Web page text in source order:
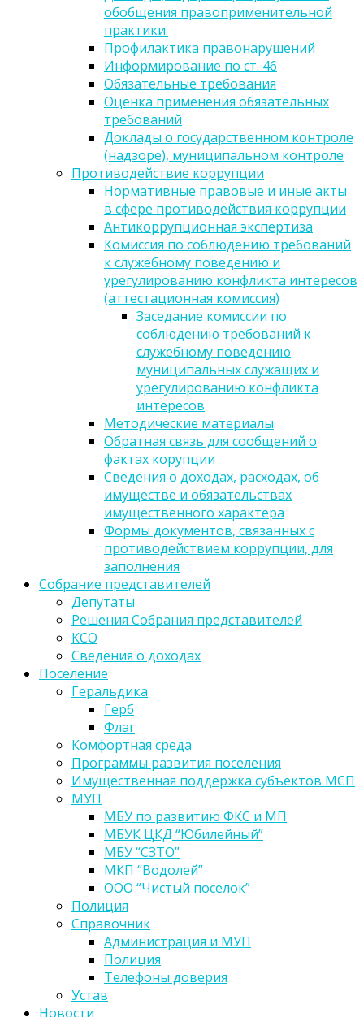
обобщения правоприменительной
практики.
Профилактика правонарушений
Информирование по ст. 46
Обязательные требования
Оценка применения обязательных
требований
Доклады о государственном контроле
(надзоре), муниципальном контроле
Противодействие коррупции
Нормативные правовые и иные акты
в сфере противодействия коррупции
Антикоррупционная экспертиза
Комиссия по соблюдению требований
к служебному поведению и
урегулированию конфликта интересов
(аттестационная комиссия)
Заседание комиссии по
соблюдению требований к
служебному поведению
муниципальных служащих и
урегулированию конфликта
интересов
Методические материалы
Обратная связь для сообщений о
фактах корупции
Сведения о доходах, расходах, об
имуществе и обязательствах
имущественного характера
Формы документов, связанных с
противодействием коррупции, для
заполнения
Собрание представителей
Депутаты
Решения Собрания представителей
КСО
Сведения о доходах
Поселение
Геральдика
Герб
Флаг
Комфортная среда
Программы развития поселения
Имущественная поддержка субъектов МСП
МУП
МБУ по развитию ФКС и МП
МБУК ЦКД “Юбилейный”
МБУ “СЗТО”
МКП “Водолей”
ООО “Чистый поселок”
Полиция
Справочник
Администрация и МУП
Полиция
Телефоны доверия
Устав
Новости